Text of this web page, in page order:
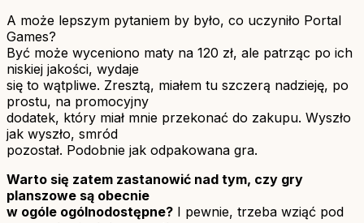
A może lepszym pytaniem by było, co uczyniło Portal
Games?
Być może wyceniono maty na 120 zł, ale patrząc po ich
niskiej jakości, wydaje
się to wątpliwe. Zresztą, miałem tu szczerą nadzieję, po
prostu, na promocyjny
dodatek, który miał mnie przekonać do zakupu. Wyszło
jak wyszło, smród
pozostał. Podobnie jak odpakowana gra.
Warto się zatem zastanowić nad tym, czy gry
planszowe są obecnie
w ogóle ogólnodostępne? I pewnie, trzeba wziąć pod